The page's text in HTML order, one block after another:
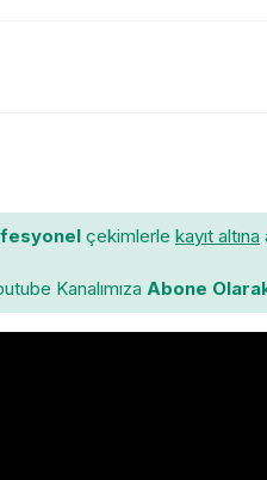
çekimlerle kayıt altına
Kanalımıza Abone